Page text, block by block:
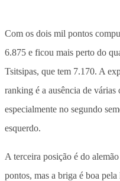
Com os dois mil pontos
6.875 e ficou mais perto do
Tsitsipas, que tem 7.170. A
ranking é a ausência de várias
especialmente no segundo
esquerdo.
A terceira posição é do
pontos, mas a briga é boa